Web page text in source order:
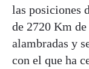
las posiciones
de 2720 Km
alambradas y
con el que ha